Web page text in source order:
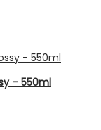
– 550ml